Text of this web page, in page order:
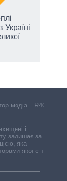
медіа – R40-
і
залишає за
яка
якої є треті